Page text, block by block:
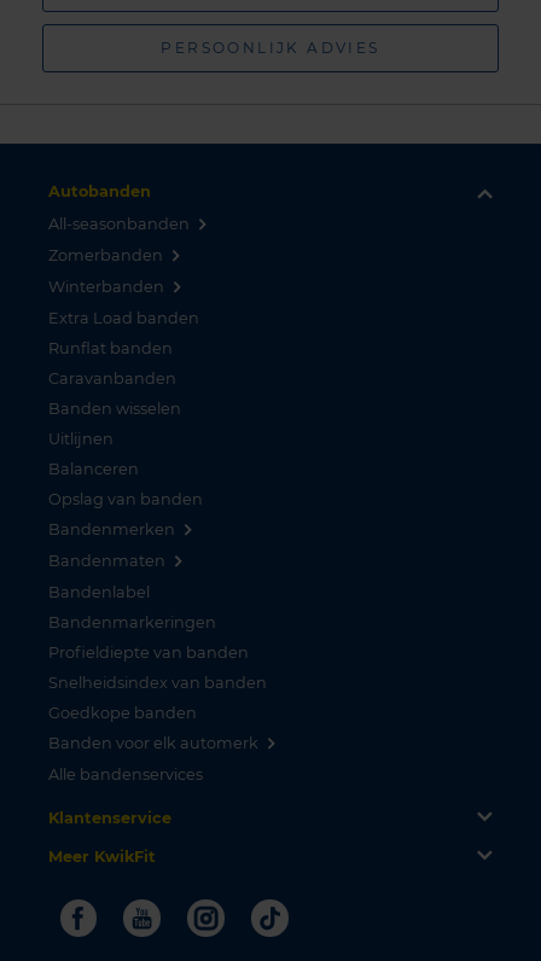
PERSOONLIJK ADVIES
Autobanden
All-seasonbanden
Zomerbanden
Winterbanden
Extra Load banden
Runflat banden
Caravanbanden
Banden wisselen
Uitlijnen
Balanceren
Opslag van banden
Bandenmerken
Bandenmaten
Bandenlabel
Bandenmarkeringen
Profieldiepte van banden
Snelheidsindex van banden
Goedkope banden
Banden voor elk automerk
Alle bandenservices
Klantenservice
Meer KwikFit
FacebookYoutubeInstagram
Tiktok